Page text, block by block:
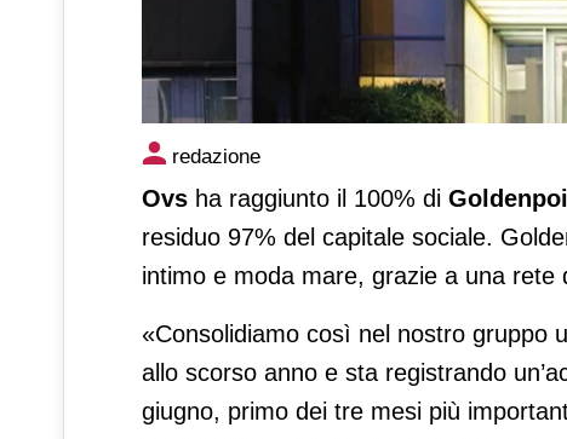
Ovs conclude l'acquisizione
redazione
Ovs ha raggiunto il 100% di
residuo 97% del capitale sociale.
intimo e moda mare, grazie a una rete
«Consolidiamo così nel nostro gruppo
allo scorso anno e sta registrando
giugno, primo dei tre mesi più